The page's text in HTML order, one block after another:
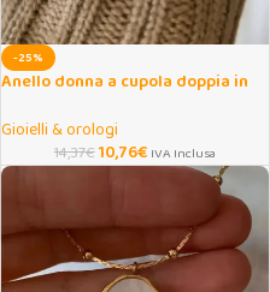
-25%
Anello donna a cupola doppia in
Gioielli & orologi
14,37€10,76€ IVA Inclusa